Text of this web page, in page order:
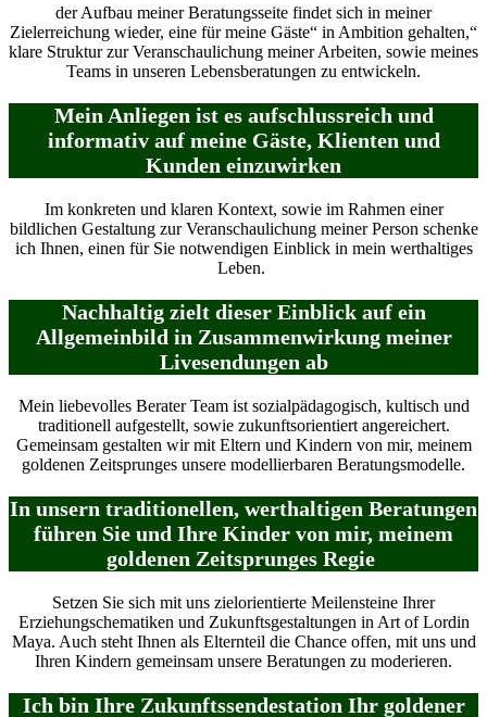
der Aufbau meiner Beratungsseite findet sich in meiner
Zielerreichung wieder, eine für meine Gäste“ in Ambition gehalten,“
klare Struktur zur Veranschaulichung meiner Arbeiten, sowie meines
Teams in unseren Lebensberatungen zu entwickeln.
Mein Anliegen ist es aufschlussreich und
informativ auf meine Gäste, Klienten und
Kunden einzuwirken
Im konkreten und klaren Kontext, sowie im Rahmen einer
bildlichen Gestaltung zur Veranschaulichung meiner Person schenke
ich Ihnen, einen für Sie notwendigen Einblick in mein werthaltiges
Leben.
Nachhaltig zielt dieser Einblick auf ein
Allgemeinbild in Zusammenwirkung meiner
Livesendungen ab
Mein liebevolles Berater Team ist sozialpädagogisch, kultisch und
traditionell aufgestellt, sowie zukunftsorientiert angereichert.
Gemeinsam gestalten wir mit Eltern und Kindern von mir, meinem
goldenen Zeitsprunges unsere modellierbaren Beratungsmodelle.
In unsern traditionellen, werthaltigen Beratungen
führen Sie und Ihre Kinder von mir, meinem
goldenen Zeitsprunges Regie
Setzen Sie sich mit uns zielorientierte Meilensteine Ihrer
Erziehungschematiken und Zukunftsgestaltungen in Art of Lordin
Maya. Auch steht Ihnen als Elternteil die Chance offen, mit uns und
Ihren Kindern gemeinsam unsere Beratungen zu moderieren.
Ich bin Ihre Zukunftssendestation Ihr goldener